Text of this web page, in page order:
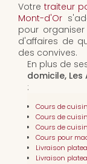
Votretraiteur
Mont-d'Or
pour
d'affaires de
des convives.
En plus de
domicile, Les
:
Cours de
Cours de
Cours de
Cours pour
Livraison
Livraison